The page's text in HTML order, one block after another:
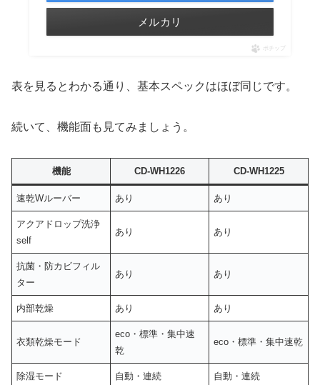
メルカリ
ポチップ
表を見るとわかる通り、基本スペックはほぼ同じです。
続いて、機能面も見てみましょう。
機能 CD-WH1226 CD-WH1225
速乾Wルーバー あり あり
アクアドロップ洗浄
self
あり あり
抗菌・防カビフィル
ター
あり あり
内部乾燥 あり あり
衣類乾燥モード
eco・標準・集中速
乾
eco・標準・集中速乾
除湿モード 自動・連続 自動・連続